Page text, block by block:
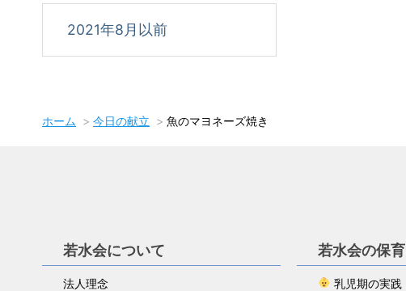
2021年8月以前
ホーム 今日の献立 魚のマヨネーズ焼き
若水会について
法人理念
若水会の保育
乳児期の実践